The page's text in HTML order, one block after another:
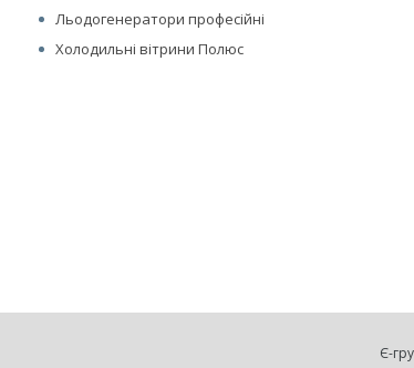
Льодогенератори професійні
Холодильні вітрини Полюс